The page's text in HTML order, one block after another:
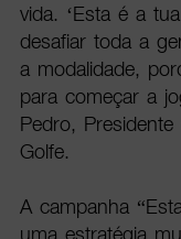
vida. ‘Esta é a
desafiar toda a
a modalidade,
para começar a
Pedro,
Golfe.
A campanha